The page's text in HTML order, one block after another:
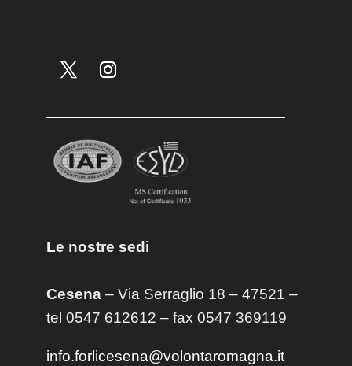
Le nostre sedi
Cesena– Via Serraglio 18 – 47521 –
tel 0547 612612 – fax 0547 369119
info.forlicesena@volontaromagna.it